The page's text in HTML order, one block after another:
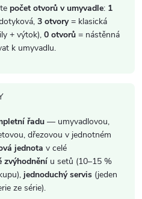
počet otvorů v umyvadle: 1
3 otvory= klasická
+ výtok), 0 otvorů = nástěnná
k umyvadlu.
řadu — umyvadlovou,
dřezovou v jednotném
jednota v celé
zvýhodnění u setů (10–15 %
jednoduchý servis (jeden
ze série).